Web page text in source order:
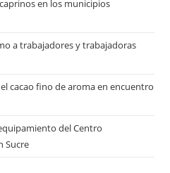
en los municipios
a trabajadores y trabajadoras
cacao fino de aroma en encuentro
del Centro
Sucre